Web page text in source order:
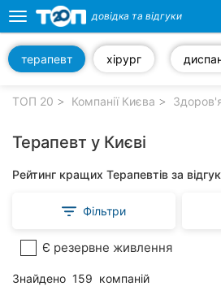
компанії
Популярні
клініки
Toggle
navigation
довідка та відгуки
хірург
терапевт
ТОП 20 Компанії Києва
Терапевт у Києві
Рейтинг кращих Терапевтів за
Фільтри
Є резервне живлення
Знайдено 159 компаній